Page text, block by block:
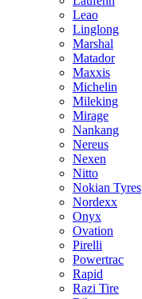
Leao
Linglong
Marshal
Matador
Maxxis
Michelin
Mileking
Mirage
Nankang
Nereus
Nexen
Nitto
Nokian Tyres
Nordexx
Onyx
Ovation
Pirelli
Powertrac
Rapid
Razi Tire